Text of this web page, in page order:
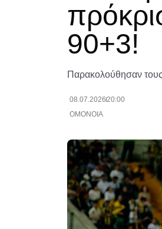
90+3!
Παρακολούθησαν
08.07.202620:00
ΟΜΟΝΟΙΑ